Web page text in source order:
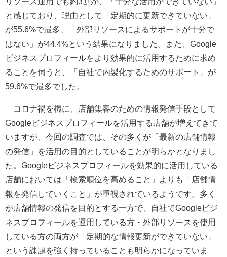
と感じており、理由として「定期的に更新できていない」
が55.6%で最多、「外部リソースによるサポートが十分で
はない」が44.4%という結果になりました。また、Google
ビジネスプロフィールをより効果的に活用するために求め
ることを伺うと、「自社で内製化するためのサポート」が
59.6%で最多でした。
コロナ禍を機に、店舗集客のための情報発信手段として
Googleビジネスプロフィールを活用する店舗が増えてきて
いますが、今回の調査では、その多くが「最新の店舗情報
の発信」を活用の目的としていることが明らかとなりまし
た。Googleビジネスプロフィールを効果的に活用している
店舗においては「検索順位を高めること」よりも「店舗情
報を発信していくこと」が重視されているようです。多く
が店舗情報の発信を目的とする一方で、自社でGoogleビジ
ネスプロフィールを運用している方・外部リソースを使用
している方の両方が「定期的な情報更新ができていない」
という課題を強く持っていることも明らかになっていま